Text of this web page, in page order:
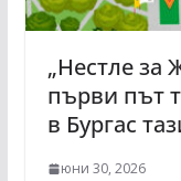
„Нестле за
първи път
в Бургас
юни 30, 2026